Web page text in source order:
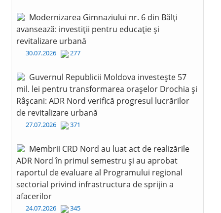
Modernizarea Gimnaziului nr. 6 din Bălți
avansează: investiții pentru educație și
revitalizare urbană
30.07.2026 277
Guvernul Republicii Moldova investește 57
mil. lei pentru transformarea orașelor Drochia și
Râșcani: ADR Nord verifică progresul lucrărilor
de revitalizare urbană
27.07.2026 371
Membrii CRD Nord au luat act de realizările
ADR Nord în primul semestru și au aprobat
raportul de evaluare al Programului regional
sectorial privind infrastructura de sprijin a
afacerilor
24.07.2026 345